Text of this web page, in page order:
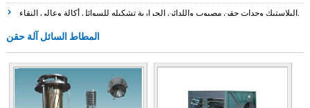
البلاستيك وحدات حقن مصبوب واللدائن الحرارية تشكيله للسوائل أكالة وعالى النقاء.
حقن العرف وضغط صب أجزاء مرنة من المطاط والبلاستيك راتنجات للتطبيقات
الشركات المصنعة للبولي كلوريد الفينيل، TPR، حذاء آخر والمطاط حقن آلات صب. أيضا
المطاط السائل آلة حقن